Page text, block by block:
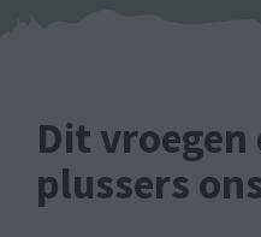
Dit vroegen
plussers